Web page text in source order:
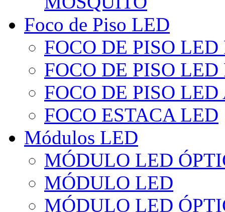
Foco de Piso LED
FOCO DE PISO
FOCO DE PISO
FOCO DE PISO
FOCO ESTACA LED
Módulos LED
MÓDULO LED
MÓDULO LED
MÓDULO LED